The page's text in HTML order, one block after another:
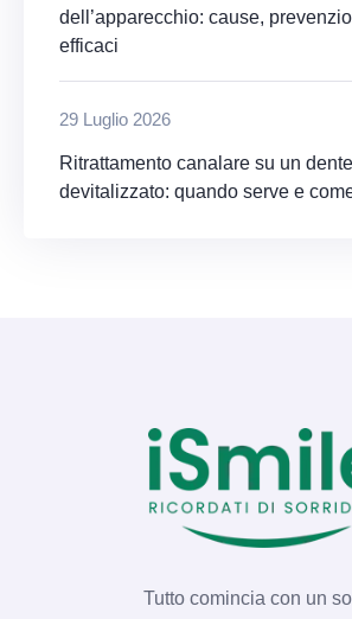
dell’apparecchio: cause,
efficaci
29 Luglio 2026
Ritrattamento canalare su un
devitalizzato: quando serve e
Tutto comincia con un